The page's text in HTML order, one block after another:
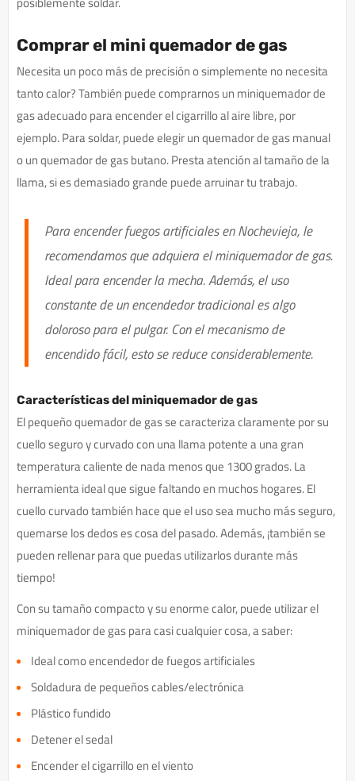
Comprar el mini quemador de gas
Necesita un poco más de precisión o simplemente no necesita
tanto calor? También puede comprarnos un miniquemador de
gas adecuado para encender el cigarrillo al aire libre, por
ejemplo. Para soldar, puede elegir un quemador de gas manual
o un quemador de gas butano. Presta atención al tamaño de la
llama, si es demasiado grande puede arruinar tu trabajo.
Para encender fuegos artificiales en Nochevieja, le
recomendamos que adquiera el miniquemador de gas.
Ideal para encender la mecha. Además, el uso
constante de un encendedor tradicional es algo
doloroso para el pulgar. Con el mecanismo de
encendido fácil, esto se reduce considerablemente.
Características del miniquemador de gas
El pequeño quemador de gas se caracteriza claramente por su
cuello seguro y curvado con una llama potente a una gran
temperatura caliente de nada menos que 1300 grados. La
herramienta ideal que sigue faltando en muchos hogares. El
cuello curvado también hace que el uso sea mucho más seguro,
quemarse los dedos es cosa del pasado. Además, ¡también se
pueden rellenar para que puedas utilizarlos durante más
tiempo!
Con su tamaño compacto y su enorme calor, puede utilizar el
miniquemador de gas para casi cualquier cosa, a saber:
Ideal como encendedor de fuegos artificiales
Soldadura de pequeños cables/electrónica
Plástico fundido
Detener el sedal
Encender el cigarrillo en el viento